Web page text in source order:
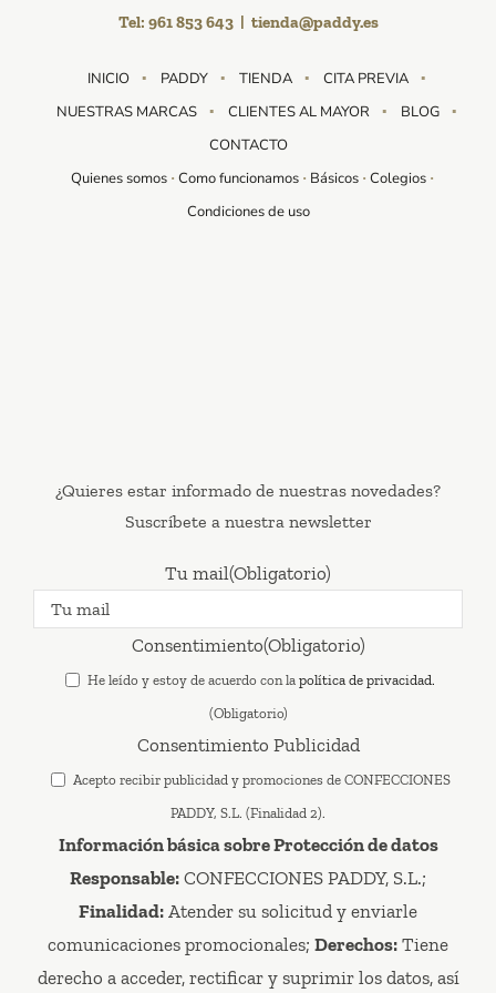
Tel: 961 853 643 | tienda@paddy.es
INICIO PADDY TIENDA
CITA PREVIA
NUESTRAS MARCAS
CLIENTES AL MAYOR
BLOG
CONTACTO
Quienes somos Como funcionamos Básicos Colegios
Condiciones de uso
¿Quieres estar informado de nuestras novedades?
Suscríbete a nuestra newsletter
Tu mail(Obligatorio)
Consentimiento(Obligatorio)
He leído y estoy de acuerdo con la política de privacidad.
(Obligatorio)
Consentimiento Publicidad
Acepto recibir publicidad y promociones de CONFECCIONES
PADDY, S.L. (Finalidad 2).
Información básica sobre Protección de datos
Responsable: CONFECCIONES PADDY, S.L.;
Finalidad: Atender su solicitud y enviarle
comunicaciones promocionales; Derechos: Tiene
derecho a acceder, rectificar y suprimir los datos, así